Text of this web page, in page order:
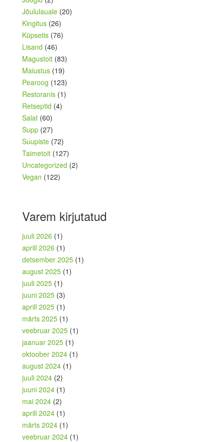
Jõululauale (20)
Kingitus (26)
Küpsetis (76)
Lisand (46)
Magustoit (83)
Maiustus (19)
Pearoog (123)
Restoranis (1)
Retseptid (4)
Salat (60)
Supp (27)
Suupiste (72)
Taimetoit (127)
Uncategorized (2)
Vegan (122)
Varem kirjutatud
juuli 2026 (1)
aprill 2026 (1)
detsember 2025 (1)
august 2025 (1)
juuli 2025 (1)
juuni 2025 (3)
aprill 2025 (1)
märts 2025 (1)
veebruar 2025 (1)
jaanuar 2025 (1)
oktoober 2024 (1)
august 2024 (1)
juuli 2024 (2)
juuni 2024 (1)
mai 2024 (2)
aprill 2024 (1)
märts 2024 (1)
veebruar 2024 (1)